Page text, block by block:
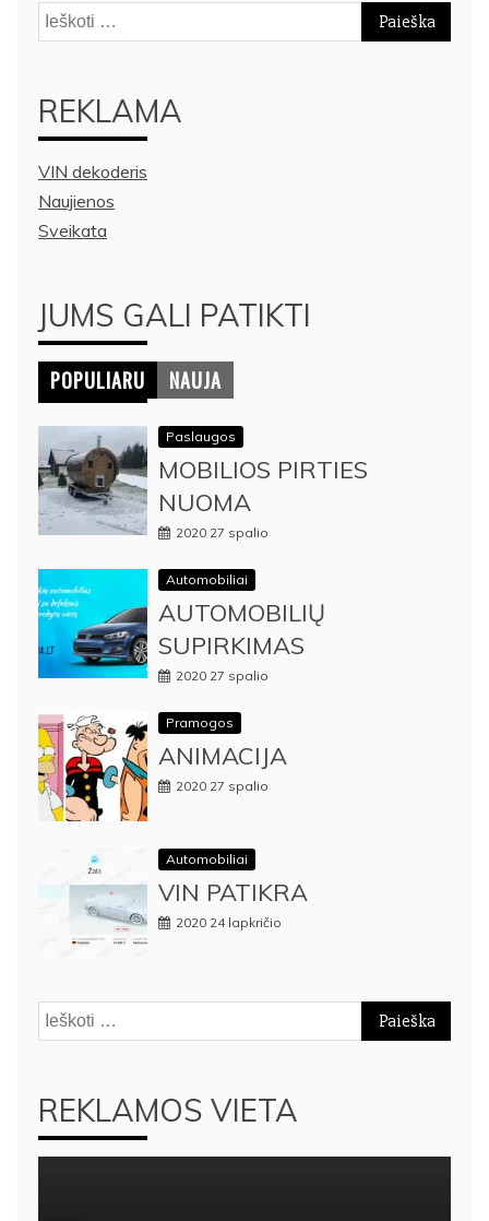
Ieškoti:
REKLAMA
VIN dekoderis
Naujienos
Sveikata
JUMS GALI PATIKTI
POPULIARU NAUJA
Paslaugos
MOBILIOS PIRTIES
NUOMA
2020 27 spalio
Automobiliai
AUTOMOBILIŲ
SUPIRKIMAS
2020 27 spalio
Pramogos
ANIMACIJA
2020 27 spalio
Automobiliai
VIN PATIKRA
2020 24 lapkričio
Ieškoti:
REKLAMOS VIETA